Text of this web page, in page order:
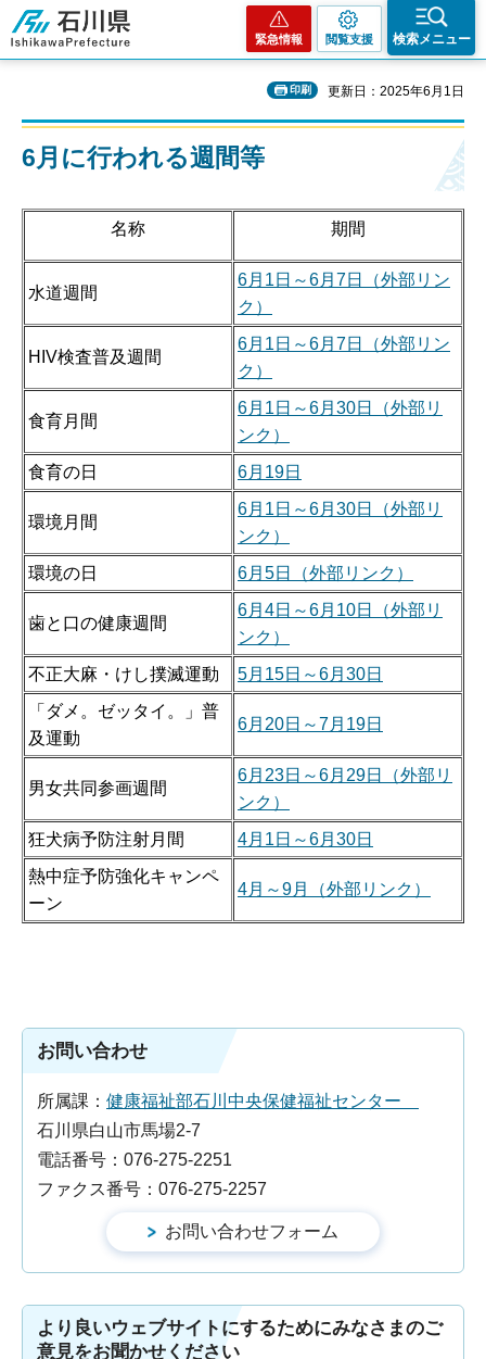
石川県
緊急情報 閲覧支援 検索メニュー
印刷 更新日：2025年6月1日
6月に行われる週間等
名称 期間
水道週間
6月1日～6月7日（外部リン
ク）
HIV検査普及週間
6月1日～6月7日（外部リン
ク）
食育月間
6月1日～6月30日（外部リ
ンク）
食育の日
6月19日
環境月間
6月1日～6月30日（外部リ
ンク）
環境の日
6月5日（外部リンク）
歯と口の健康週間
6月4日～6月10日（外部リ
ンク）
不正大麻・けし撲滅運動
5月15日～6月30日
「ダメ。ゼッタイ。」普
及運動
6月20日～7月19日
男女共同参画週間
6月23日～6月29日（外部リ
ンク）
狂犬病予防注射月間
4月1日～6月30日
熱中症予防強化キャンペ
ーン
4月～9月（外部リンク）
お問い合わせ
所属課： 健康福祉部石川中央保健福祉センター
石川県白山市馬場2-7
電話番号：076-275-2251
ファクス番号：076-275-2257
より良いウェブサイトにするためにみなさまのご
意見をお聞かせください